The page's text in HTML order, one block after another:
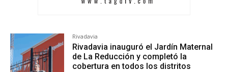
Rivadavia
Rivadavia inauguró el Jardín Maternal
de La Reducción y completó la
cobertura en todos los distritos